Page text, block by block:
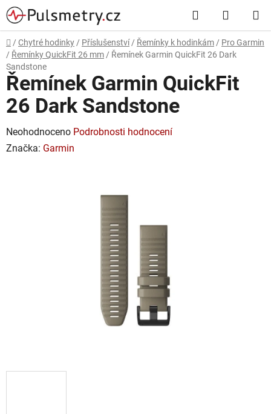
Přejít
na
obsah
Hledat
KOŠÍK
Domů
/ Chytré hodinky / Příslušenství / Řemínky k hodinkám / Pro Garmin
/ Řemínky QuickFit 26 mm / Řemínek Garmin QuickFit 26 Dark
Sandstone
Řemínek Garmin QuickFit
26 Dark Sandstone
Průměrné
hodnocení
Neohodnoceno Podrobnosti hodnocení
Značka: Garmin